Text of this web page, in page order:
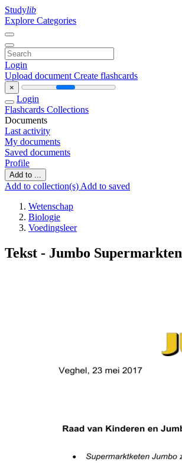
Studylib
Explore Categories
Login
Upload document Create flashcards
×
Login
Flashcards Collections
Documents
Last activity
My documents
Saved documents
Profile
Add to ...
Add to collection(s) Add to saved
Wetenschap
Biologie
Voedingsleer
Tekst - Jumbo Supermarkten